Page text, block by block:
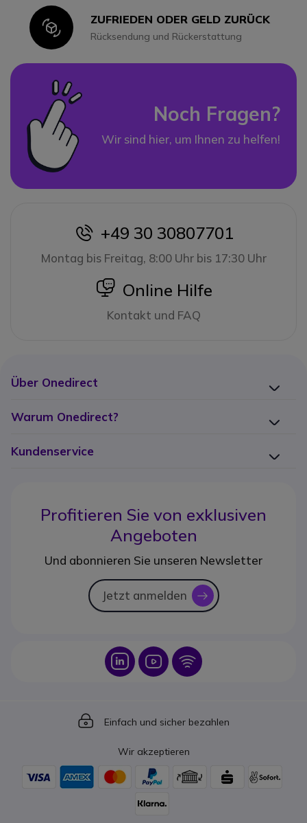
IconZUFRIEDEN ODER GELD ZURÜCK
Rücksendung und Rückerstattung
Noch Fragen?
Wir sind hier, um Ihnen zu helfen!
icon
+49 30 30807701
Montag bis Freitag, 8:00 Uhr bis 17:30 Uhr
icon
Online Hilfe
Kontakt und FAQ
Über Onedirect
Warum Onedirect?
Kundenservice
Profitieren Sie von exklusiven
Angeboten
Und abonnieren Sie unseren Newsletter
Jetzt anmelden icon
Icon Icon Icon
Icon
Einfach und sicher bezahlen
Wir akzeptieren